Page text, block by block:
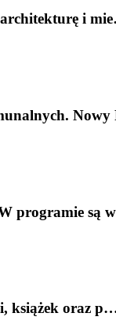
architekturę i
programie są
książek oraz